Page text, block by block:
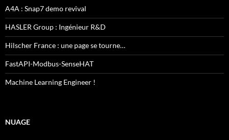
A4A : Snap7 demo revival
HASLER Group : Ingénieur R&D
Hilscher France : une page se tourne…
FastAPI-Modbus-SenseHAT
Machine Learning Engineer !
NUAGE